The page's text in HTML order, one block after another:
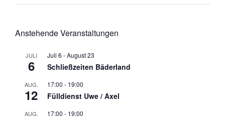
Anstehende Veranstaltungen
JULI
6
Juli 6 -August 23
Schließzeiten Bäderland
AUG.
12
17:00 - 19:00
Fülldienst Uwe / Axel
AUG. 17:00 - 19:00